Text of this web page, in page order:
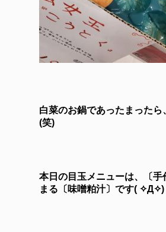
白菜のお鍋であったまったら
(笑)
本日の目玉メニューは、〔手
まる〔味噌粕汁〕です( ✧Д✧)